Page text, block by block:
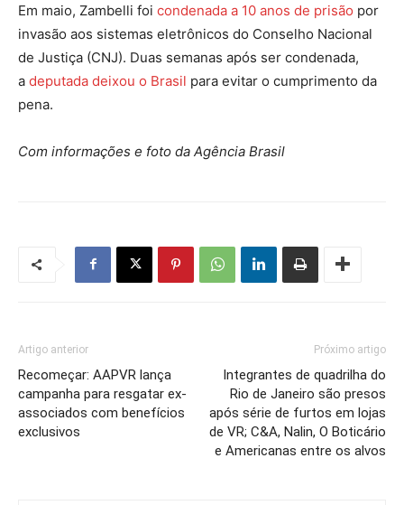
Em maio, Zambelli foi condenada a 10 anos de prisão por
invasão aos sistemas eletrônicos do Conselho Nacional
de Justiça (CNJ). Duas semanas após ser condenada,
a deputada deixou o Brasil para evitar o cumprimento da
pena.
Com informações e foto da Agência Brasil
Artigo anterior
Recomeçar: AAPVR lança
campanha para resgatar ex-
associados com benefícios
exclusivos
Próximo artigo
Integrantes de quadrilha do
Rio de Janeiro são presos
após série de furtos em lojas
de VR; C&A, Nalin, O Boticário
e Americanas entre os alvos